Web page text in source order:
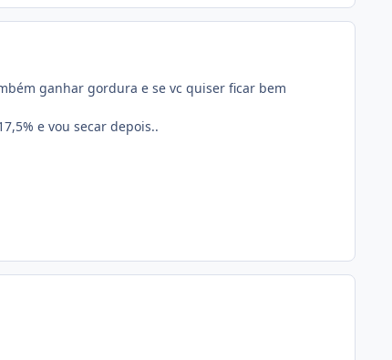
ganhar gordura e se vc quiser ficar bem
e vou secar depois..